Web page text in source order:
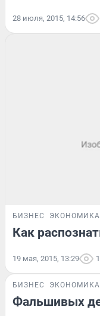
28 июля, 2015, 14:56
БИЗНЕС ЭКОНОМИКА
Как
19 мая, 2015, 13:29
БИЗНЕС ЭКОНОМИКА
Фальшивых